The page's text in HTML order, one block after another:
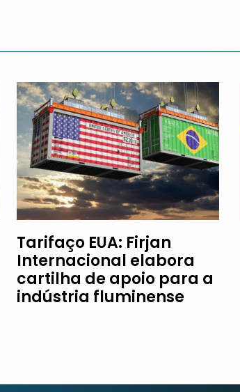
Tarifaço EUA: Firjan
Internacional elabora
cartilha de apoio para a
indústria fluminense